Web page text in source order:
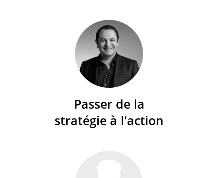
Passer de la
stratégie à l'action